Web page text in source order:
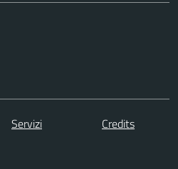
Servizi
Credits